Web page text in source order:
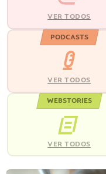
VER TODOS
PODCASTS
VER TODOS
WEBSTORIES
VER TODOS